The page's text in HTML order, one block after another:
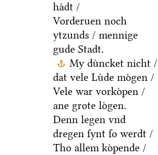
haͤdt /
Vorderuen noch
ytzunds / mennige
gude Stadt.
My duͤncket nicht /
dat vele Luͤde moͤgen /
Vele war vorkoͤpen /
ane grote loͤgen.
Denn legen vnd
dregen ſynt ſo werdt /
Tho allem koͤpende /